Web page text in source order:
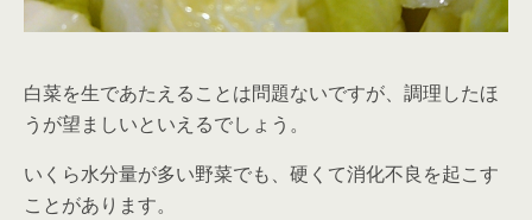
白菜を生であたえることは問題ないですが、調理したほ
うが望ましいといえるでしょう。
いくら水分量が多い野菜でも、硬くて消化不良を起こす
ことがあります。